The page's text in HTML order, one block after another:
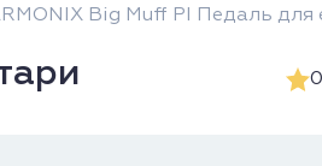
Big Muff PI Педаль для
0